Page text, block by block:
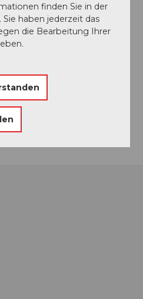
finden Sie in der
haben jederzeit das
die Bearbeitung Ihrer